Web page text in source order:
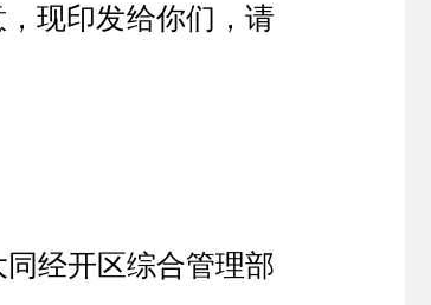
现印发给你们，请
同经开区综合管理部